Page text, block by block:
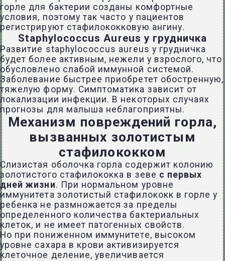
горле для бактерии созданы комфортные
условия, поэтому так часто у пациентов
регистрируют стафилококковую ангину.
Staphylococcus Aureus у грудничка
Развитие staphylococcus aureus у грудничка
будет более активным, нежели у взрослого, что
обусловлено слабой иммунной системой.
Заболевание быстрее приобретет обостренную,
тяжелую форму. Симптоматика зависит от
локализации инфекции. В некоторых случаях
прогнозы для малыша неблагоприятны.
Механизм повреждений горла,
вызванных золотистым
стафилококком
Слизистая оболочка горла содержит колонию
золотистого стафилококка в зеве с первых
дней жизни. При нормальном уровне
иммунитета золотистый стафилококк в горле у
ребенка не размножается за пределы
определенного количества бактериальных
клеток, и не имеет патогенных свойств.
Но при пониженном иммунитете, высоком
уровне сахара в крови активизируется
клеточное деление, увеличивается